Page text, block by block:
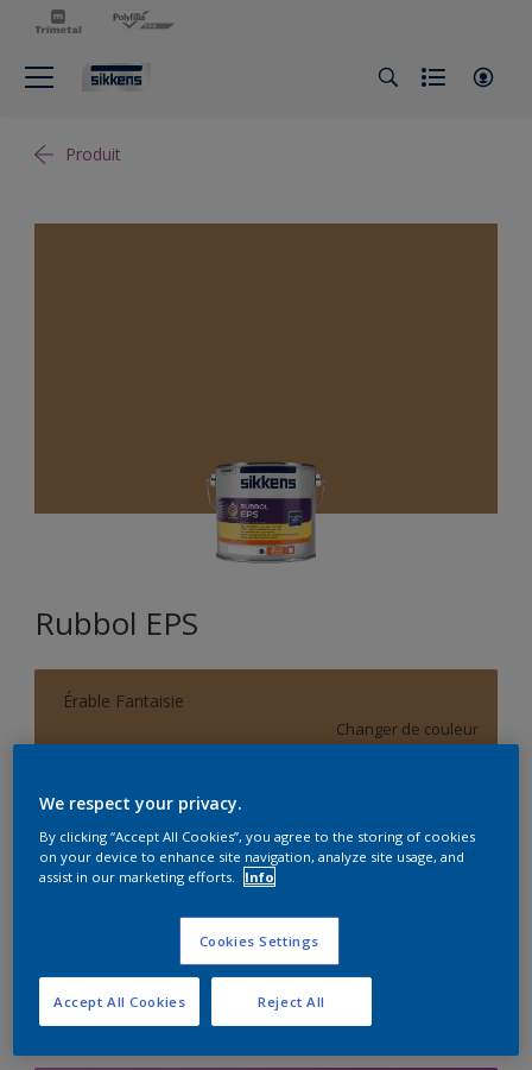
Produit
Rubbol EPS
Érable Fantaisie
Changer de couleur
Format
1L 5L
We respect your privacy.
By clicking “Accept All Cookies”, you agree to the storing of cookies
on your device to enhance site navigation, analyze site usage, and
assist in our marketing efforts.
Info
Cookies Settings
Reject All
Accept All Cookies